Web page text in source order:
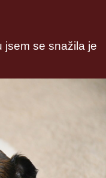
jsem se snažila je